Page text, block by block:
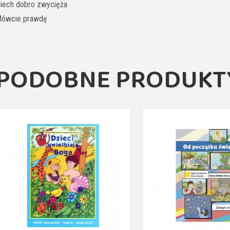
dobro zwycięża
prawdę